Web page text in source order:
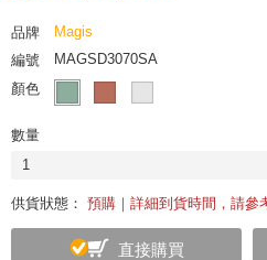
品牌
Magis
編號
MAGSD3070SA
顏色
數量
1
供貨狀態： 預購｜詳細到貨時間，請參
直接購買